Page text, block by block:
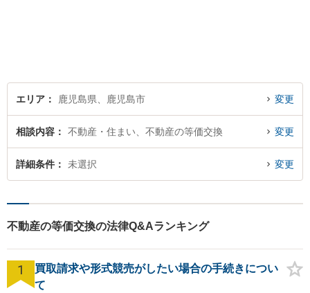
可】
エリア 鹿児島県、鹿児島市 変更
相談内容 不動産・住まい、不動産の等価交換 変更
詳細条件 未選択 変更
不動産の等価交換の法律Q&Aランキング
1
買取請求や形式競売がしたい場合の手続きについ
て